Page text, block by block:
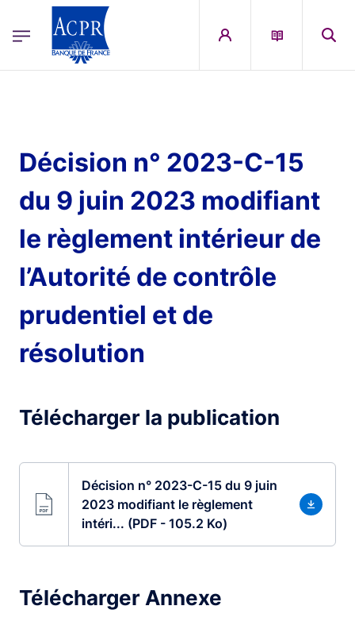
ACPR Menu Principal (French)
Décision n° 2023-C-15
du 9 juin 2023 modifiant
le règlement intérieur de
l’Autorité de contrôle
prudentiel et de
résolution
Télécharger la publication
Décision n° 2023-C-15 du 9 juin
2023 modifiant le règlement
intéri... (PDF - 105.2 Ko)
Télécharger Annexe